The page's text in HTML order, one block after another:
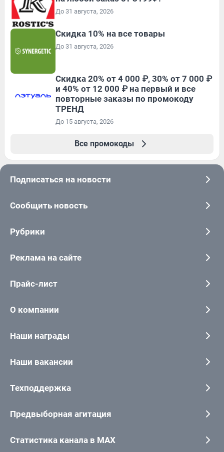
До 31 августа, 2026
Скидка 10% на все товары
До 31 августа, 2026
Скидка 20% от 4 000 ₽, 30% от 7 000 ₽
и 40% от 12 000 ₽ на первый и все
повторные заказы по промокоду
ТРЕНД
До 15 августа, 2026
Все промокоды
Подписаться на новости
Сообщить новость
Рубрики
Реклама на сайте
Прайс-лист
О компании
Наши награды
Наши вакансии
Техподдержка
Предвыборная агитация
Статистика канала в MAX